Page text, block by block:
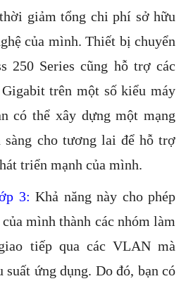
giảm tổng chi phí sở hữu
của mình. Thiết bị chuyển
250 Series cũng hỗ trợ các
trên một số kiểu máy
có thể xây dựng một mạng
sàng cho tương lai để hỗ trợ
triển mạnh của mình.
3: Khả năng này cho phép
mình thành các nhóm làm
tiếp qua các VLAN mà
ứng dụng. Do đó, bạn có